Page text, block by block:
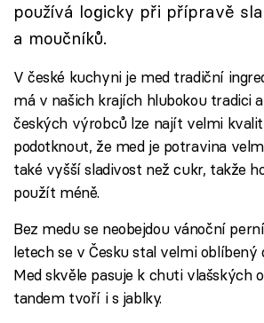
Přihlášení
Sledujte nás
používá logicky při přípravě
a moučníků.
V české kuchyni je med tradiční
má v našich krajích hlubokou tradici
českých výrobců lze najít velmi
podotknout, že med je potravina
také vyšší sladivost než cukr, takže
použít méně.
Bez medu se neobejdou vánoční
letech se v Česku stal velmi oblíbený
Med skvěle pasuje k chuti vlašských
tandem tvoří i s jablky.